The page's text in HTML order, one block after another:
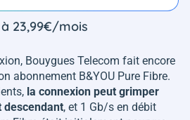
à 23,99€/mois
Bouygues Telecom fait encore
abonnement B&YOU Pure Fibre.
la connexion peut grimper
descendant, et 1 Gb/s en débit